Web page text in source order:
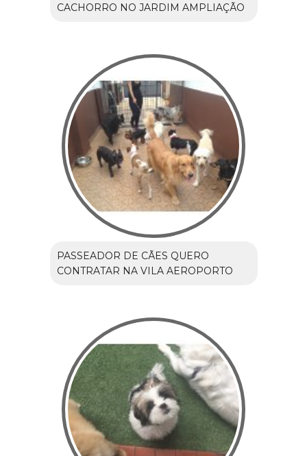
CACHORRO NO JARDIM AMPLIAÇÃO
PASSEADOR DE CÃES QUERO
CONTRATAR NA VILA AEROPORTO